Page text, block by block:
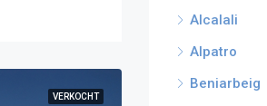
VERKOCHT
Alcalali
Alpatro
Beniarbeig